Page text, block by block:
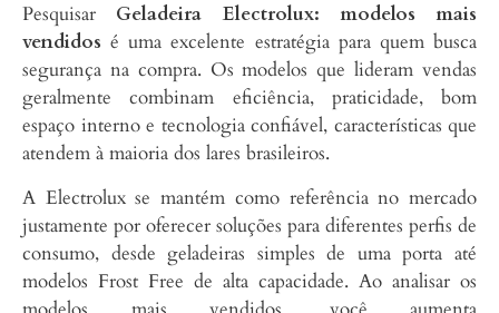
Pesquisar Geladeira Electrolux: modelos mais
vendidos é uma excelente estratégia para quem busca
segurança na compra. Os modelos que lideram vendas
geralmente combinam eficiência, praticidade, bom
espaço interno e tecnologia confiável, características que
atendem à maioria dos lares brasileiros.
A Electrolux se mantém como referência no mercado
justamente por oferecer soluções para diferentes perfis de
consumo, desde geladeiras simples de uma porta até
modelos Frost Free de alta capacidade. Ao analisar os